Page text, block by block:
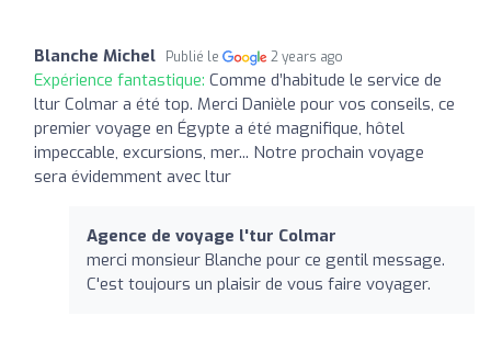
Blanche Michel Publié le 2 years ago
Expérience fantastique: Comme d’habitude le service de
ltur Colmar a été top. Merci Danièle pour vos conseils, ce
premier voyage en Égypte a été magnifique, hôtel
impeccable, excursions, mer... Notre prochain voyage
sera évidemment avec ltur
Agence de voyage l'tur Colmar
merci monsieur Blanche pour ce gentil message.
C'est toujours un plaisir de vous faire voyager.